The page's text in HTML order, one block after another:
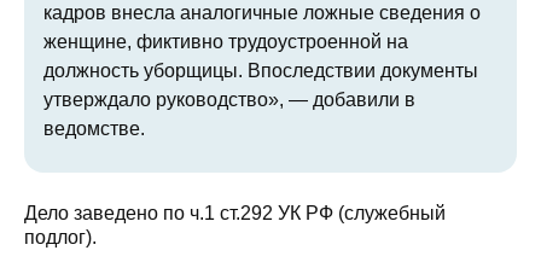
кадров внесла аналогичные ложные сведения о
женщине, фиктивно трудоустроенной на
должность уборщицы. Впоследствии документы
утверждало руководство», — добавили в
ведомстве.
Дело заведено по ч.1 ст.292 УК РФ (служебный
подлог).